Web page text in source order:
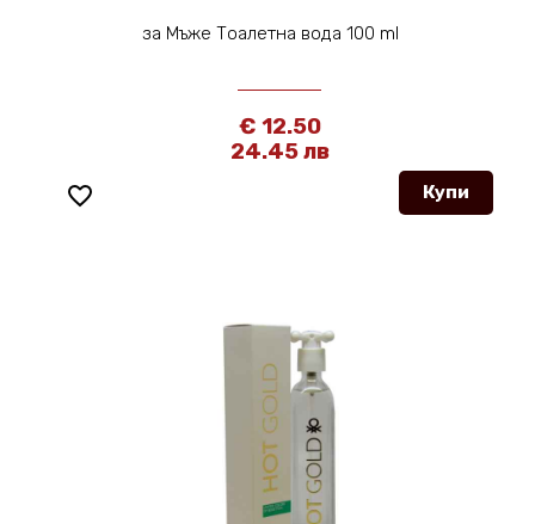
favorite_border
за Мъже Тоалетна вода 100 ml
€ 12.50
24.45 лв
Купи